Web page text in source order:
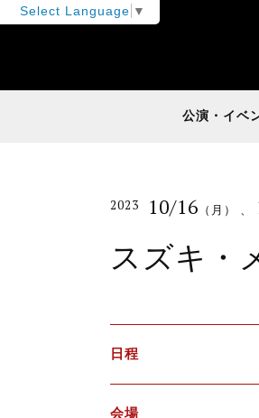
Select Language ▼
公演・イベ
2023 10/16 （月） 、
スズキ・
日程
会場